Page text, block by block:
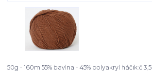
50g - 160m 55% bavlna - 45% polyakryl háčik:č.3,5